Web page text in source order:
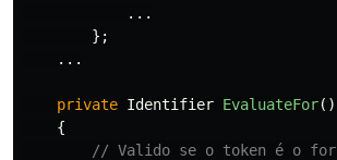
...
};
...
private Identifier EvaluateFor()
{
// Valido se o token é o for